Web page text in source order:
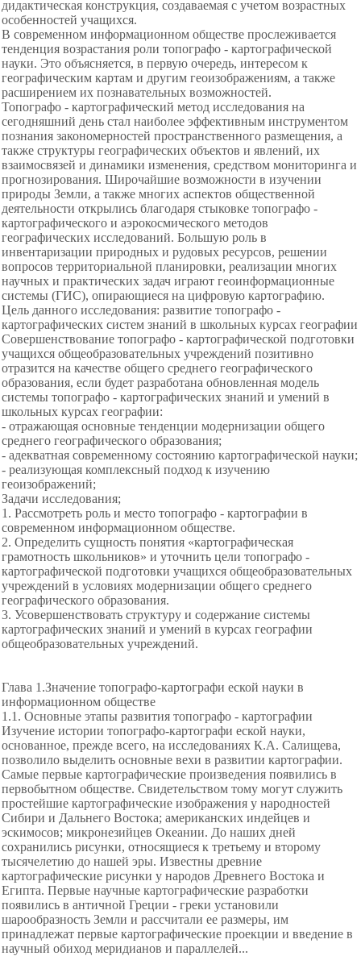
дидактическая конструкция, создаваемая с учетом возрастных
особенностей учащихся.
В современном информационном обществе прослеживается
тенденция возрастания роли топографо - картографической
науки. Это объясняется, в первую очередь, интересом к
географическим картам и другим геоизображениям, а также
расширением их познавательных возможностей.
Топографо - картографический метод исследования на
сегодняшний день стал наиболее эффективным инструментом
познания закономерностей пространственного размещения, а
также структуры географических объектов и явлений, их
взаимосвязей и динамики изменения, средством мониторинга и
прогнозирования. Широчайшие возможности в изучении
природы Земли, а также многих аспектов общественной
деятельности открылись благодаря стыковке топографо -
картографического и аэрокосмического методов
географических исследований. Большую роль в
инвентаризации природных и рудовых ресурсов, решении
вопросов территориальной планировки, реализации многих
научных и практических задач играют геоинформационные
системы (ГИС), опирающиеся на цифровую картографию.
Цель данного исследования: развитие топографо -
картографических систем знаний в школьных курсах географии
Совершенствование топографо - картографической подготовки
учащихся общеобразовательных учреждений позитивно
отразится на качестве общего среднего географического
образования, если будет разработана обновленная модель
системы топографо - картографических знаний и умений в
школьных курсах географии:
- отражающая основные тенденции модернизации общего
среднего географического образования;
- адекватная современному состоянию картографической науки;
- реализующая комплексный подход к изучению
геоизображений;
Задачи исследования;
1. Рассмотреть роль и место топографо - картографии в
современном информационном обществе.
2. Определить сущность понятия «картографическая
грамотность школьников» и уточнить цели топографо -
картографической подготовки учащихся общеобразовательных
учреждений в условиях модернизации общего среднего
географического образования.
3. Усовершенствовать структуру и содержание системы
картографических знаний и умений в курсах географии
общеобразовательных учреждений.
Глава 1.Значение топографо-картографи еской науки в
информационном обществе
1.1. Основные этапы развития топографо - картографии
Изучение истории топографо-картографи еской науки,
основанное, прежде всего, на исследованиях К.А. Салищева,
позволило выделить основные вехи в развитии картографии.
Самые первые картографические произведения появились в
первобытном обществе. Свидетельством тому могут служить
простейшие картографические изображения у народностей
Сибири и Дальнего Востока; американских индейцев и
эскимосов; микронезийцев Океании. До наших дней
сохранились рисунки, относящиеся к третьему и второму
тысячелетию до нашей эры. Известны древние
картографические рисунки у народов Древнего Востока и
Египта. Первые научные картографические разработки
появились в античной Греции - греки установили
шарообразность Земли и рассчитали ее размеры, им
принадлежат первые картографические проекции и введение в
научный обиход меридианов и параллелей...